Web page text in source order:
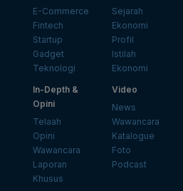
E-Commerce
Fintech
Startup
Gadget
Teknologi
Sejarah
Ekonomi
Profil
Istilah
Ekonomi
In-Depth &
Opini
Telaah
Opini
Wawancara
Laporan
Khusus
Video
News
Wawancara
Katalogue
Foto
Podcast